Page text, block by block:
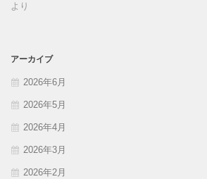
より
アーカイブ
2026年6月
2026年5月
2026年4月
2026年3月
2026年2月